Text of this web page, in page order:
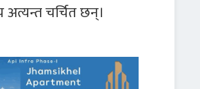
अत्यन्त चर्चित छन्।